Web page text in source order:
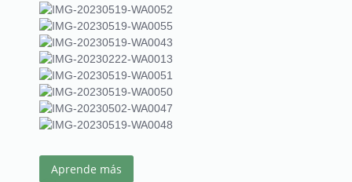
Aprende más